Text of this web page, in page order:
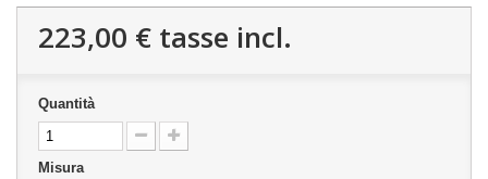
223,00 € tasse incl.
Quantità
Misura